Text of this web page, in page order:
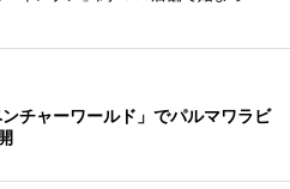
チャーワールド」でパルマワラビ